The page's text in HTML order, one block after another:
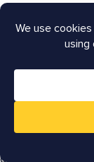
Preguntas
reducir la
Dado que una
alto nivel de
páginas que
de alta calidad,